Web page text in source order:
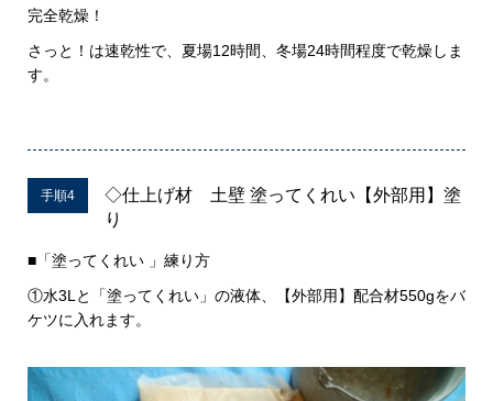
完全乾燥！
さっと！は速乾性で、夏場12時間、冬場24時間程度で乾燥しま
す。
手順4
◇仕上げ材 土壁 塗ってくれい【外部用】塗
り
■「塗ってくれい 」練り方
①水3Lと「塗ってくれい」の液体、【外部用】配合材550gをバ
ケツに入れます。